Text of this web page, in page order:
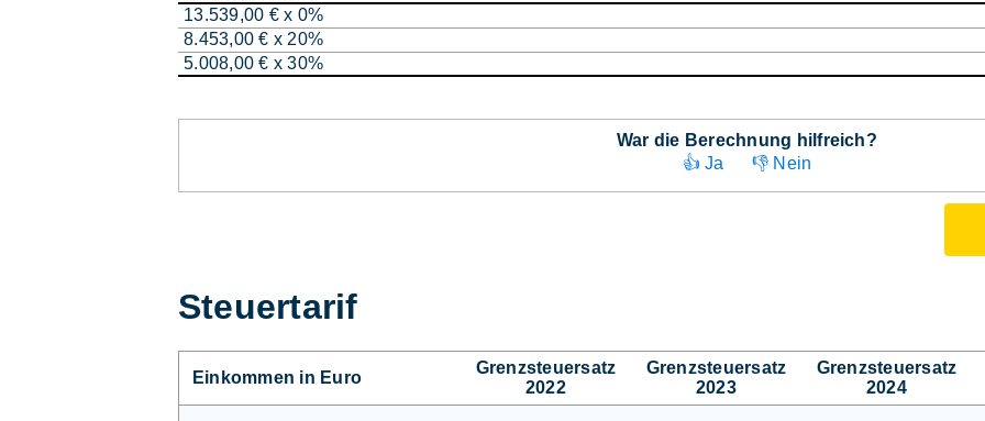
13.539,00 € x 0%
8.453,00 € x 20%
5.008,00 € x 30%
War die Berechnung hilfreich?
👍 Ja
👎 Nein
Steuertarif
Einkommen in Euro
Grenzsteuersatz
2022
Grenzsteuersatz
2023
Grenzsteuersatz
2024